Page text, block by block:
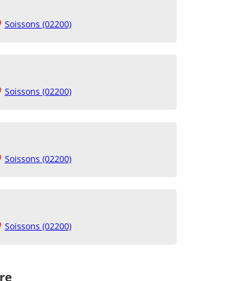
Soissons (02200)
Soissons (02200)
Soissons (02200)
Soissons (02200)